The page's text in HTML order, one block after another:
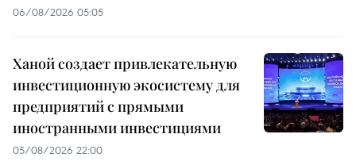
06/08/2026 05:05
Ханой создает привлекательную
инвестиционную экосистему для
предприятий с прямыми
иностранными инвестициями
05/08/2026 22:00